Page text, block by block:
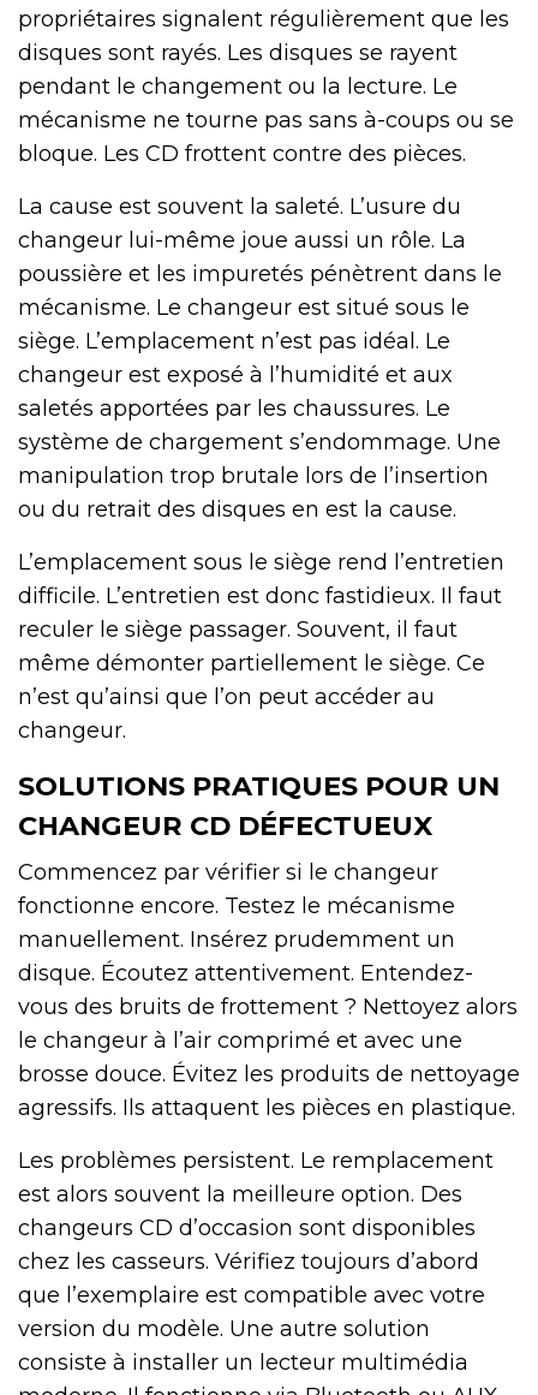
propriétaires signalent régulièrement que les
disques sont rayés. Les disques se rayent
pendant le changement ou la lecture. Le
mécanisme ne tourne pas sans à-coups ou se
bloque. Les CD frottent contre des pièces.
La cause est souvent la saleté. L’usure du
changeur lui-même joue aussi un rôle. La
poussière et les impuretés pénètrent dans le
mécanisme. Le changeur est situé sous le
siège. L’emplacement n’est pas idéal. Le
changeur est exposé à l’humidité et aux
saletés apportées par les chaussures. Le
système de chargement s’endommage. Une
manipulation trop brutale lors de l’insertion
ou du retrait des disques en est la cause.
L’emplacement sous le siège rend l’entretien
difficile. L’entretien est donc fastidieux. Il faut
reculer le siège passager. Souvent, il faut
même démonter partiellement le siège. Ce
n’est qu’ainsi que l’on peut accéder au
changeur.
SOLUTIONS PRATIQUES POUR UN
CHANGEUR CD DÉFECTUEUX
Commencez par vérifier si le changeur
fonctionne encore. Testez le mécanisme
manuellement. Insérez prudemment un
disque. Écoutez attentivement. Entendez-
vous des bruits de frottement ? Nettoyez alors
le changeur à l’air comprimé et avec une
brosse douce. Évitez les produits de nettoyage
agressifs. Ils attaquent les pièces en plastique.
Les problèmes persistent. Le remplacement
est alors souvent la meilleure option. Des
changeurs CD d’occasion sont disponibles
chez les casseurs. Vérifiez toujours d’abord
que l’exemplaire est compatible avec votre
version du modèle. Une autre solution
consiste à installer un lecteur multimédia